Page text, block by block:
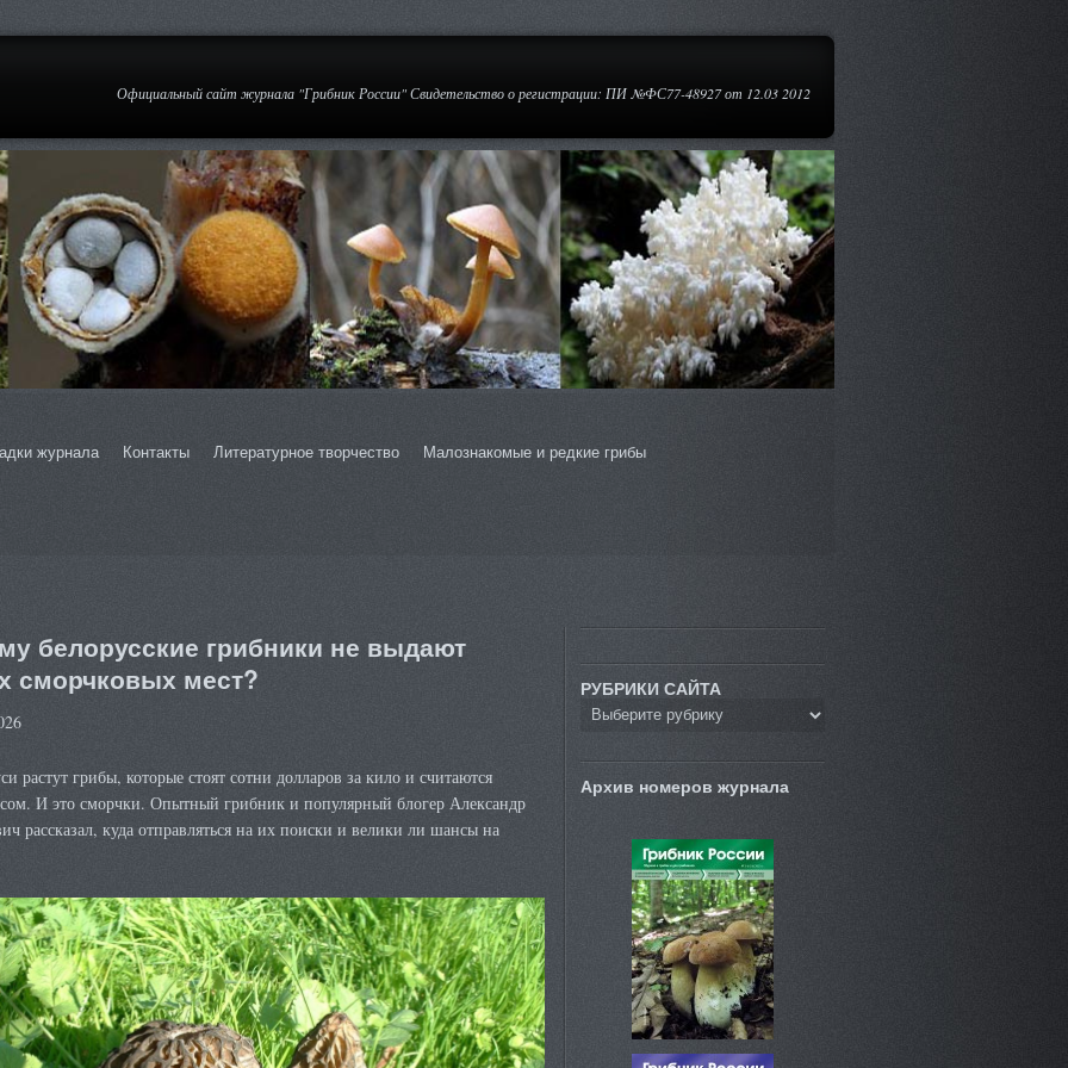
Официальный сайт журнала "Грибник России" Свидетельство о регистрации: ПИ №ФС77-48927 от 12.03 2012
журнала Контакты Литературное творчество Малознакомые и редкие грибы
белорусские грибники не выдают
сморчковых мест?
растут грибы, которые стоят сотни долларов за кило и считаются
И это сморчки. Опытный грибник и популярный блогер Александр
рассказал, куда отправляться на их поиски и велики ли шансы на
РУБРИКИ САЙТА
Архив номеров журнала